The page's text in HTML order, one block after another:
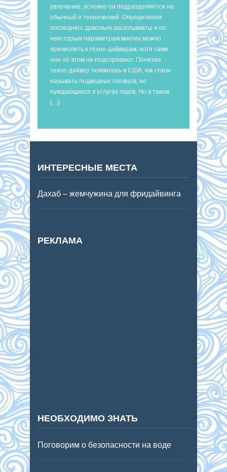
увлечение, условно он подразделяется на
обычный и технический. Определения
последнего довольно расплывчаты и по
некоторым параметрам многих можно
причислить к техно-дайверам, хотя сами
они об этом не подозревают. Понятие
техно-дайвер появилось в США, им стали
называть подводных пловцов, не
нуждающихся в услугах гидов. Но в таком
[…]
ИНТЕРЕСНЫЕ МЕСТА
Дахаб – жемчужина для фридайвинга
РЕКЛАМА
НЕОБХОДИМО ЗНАТЬ
Поговорим о безопасности на воде